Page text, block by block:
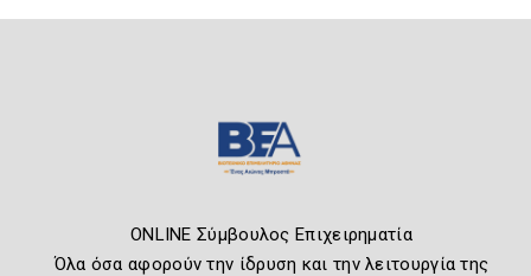
ONLINE Σύμβουλος Επιχειρηματία
Όλα όσα αφορούν την ίδρυση και την λειτουργία της